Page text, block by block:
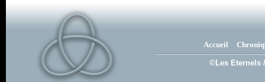
Accueil
©Les Eternels